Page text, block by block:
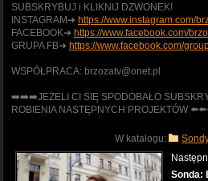
SUBSKRYBUJ i KLIKNIJ DZWONEK!
INSTAGRAM➜ https://www.instagram.com/
FACEBOOK➜ https://www.facebook.com/
GRUPA FB➜ https://www.facebook.com/
WSPÓŁPRACA: brzozatv@onet.pl
➡️➡️➡️JEŻELI CI SIĘ SPODOBAŁO
ROBIENIA NASTĘPNYCH PROJEKTÓW
W katalogu:
Sonda: